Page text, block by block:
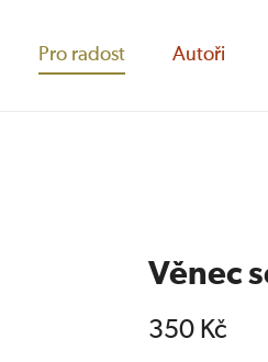
Pro radost Autoři
Věnec
350 Kč